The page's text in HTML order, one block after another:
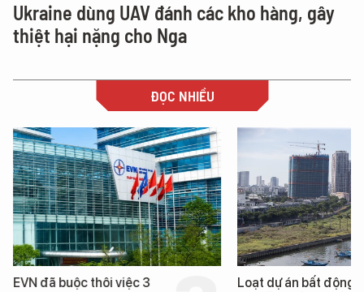
Ukraine dùng UAV đánh các kho hàng, gây
thiệt hại nặng cho Nga
ĐỌC NHIỀU
EVN đã buộc thôi việc 3
Loạt dự án bất động